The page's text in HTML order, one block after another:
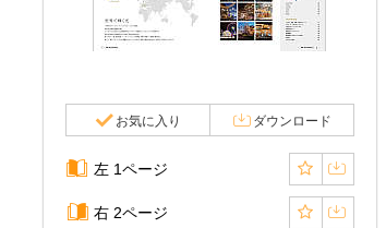
お気に入り ダウンロード
左 1ページ
右 2ページ